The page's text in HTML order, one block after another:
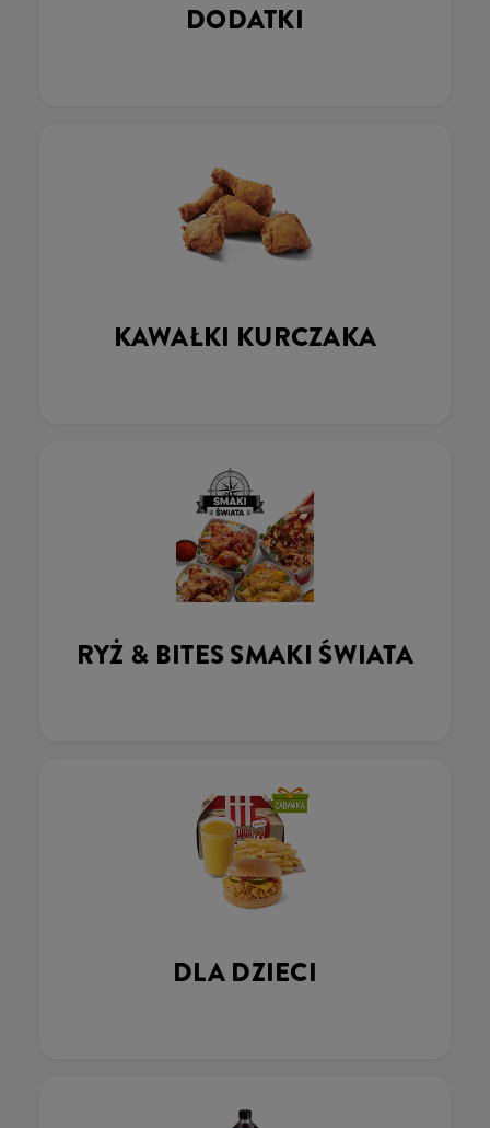
DODATKI
KAWAŁKI KURCZAKA
RYŻ & BITES SMAKI ŚWIATA
DLA DZIECI